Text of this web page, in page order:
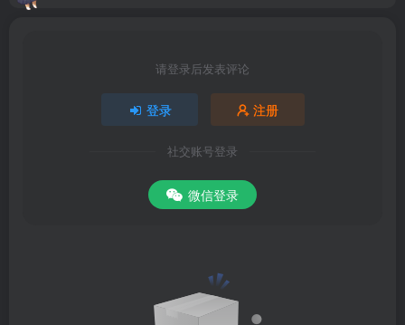
请登录后发表评论
登录 注册
社交账号登录
微信登录